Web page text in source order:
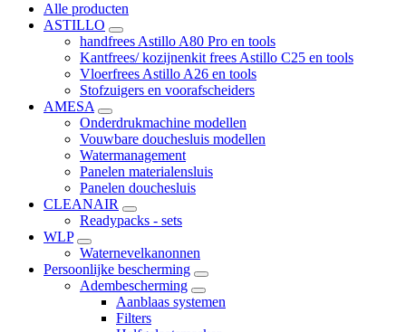
Alle producten
ASTILLO
handfrees Astillo A80 Pro en tools
Kantfrees/ kozijnenkit frees Astillo C25 en tools
Vloerfrees Astillo A26 en tools
Stofzuigers en voorafscheiders
AMESA
Onderdrukmachine modellen
Vouwbare douchesluis modellen
Watermanagement
Panelen materialensluis
Panelen douchesluis
CLEANAIR
Readypacks - sets
WLP
Waternevelkanonnen
Persoonlijke bescherming
Adembescherming
Aanblaas systemen
Filters